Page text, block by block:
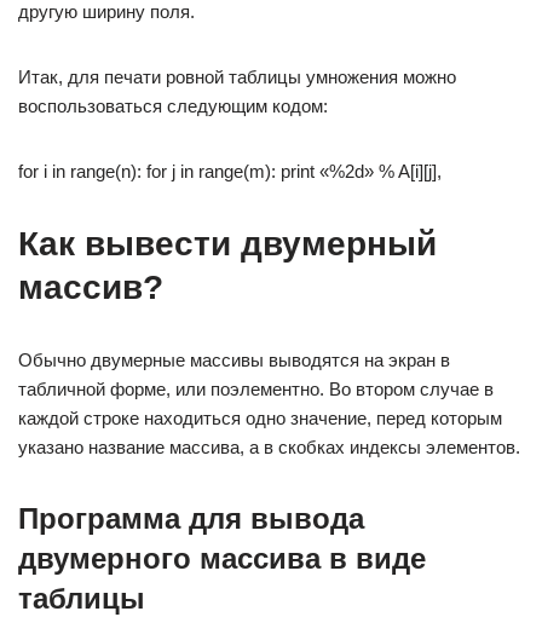
другую ширину поля.
Итак, для печати ровной таблицы умножения можно
воспользоваться следующим кодом:
for i in range(n): for j in range(m): print «%2d» % A[i][j],
Как вывести двумерный
массив?
Обычно двумерные массивы выводятся на экран в
табличной форме, или поэлементно. Во втором случае в
каждой строке находиться одно значение, перед которым
указано название массива, а в скобках индексы элементов.
Программа для вывода
двумерного массива в виде
таблицы